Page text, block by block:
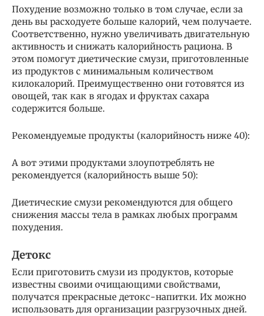
Похудение возможно только в том случае, если за
день вы расходуете больше калорий, чем получаете.
Соответственно, нужно увеличивать двигательную
активность и снижать калорийность рациона. В
этом помогут диетические смузи, приготовленные
из продуктов с минимальным количеством
килокалорий. Преимущественно они готовятся из
овощей, так как в ягодах и фруктах сахара
содержится больше.
Рекомендуемые продукты (калорийность ниже 40):
А вот этими продуктами злоупотреблять не
рекомендуется (калорийность выше 50):
Диетические смузи рекомендуются для общего
снижения массы тела в рамках любых программ
похудения.
Детокс
Если приготовить смузи из продуктов, которые
известны своими очищающими свойствами,
получатся прекрасные детокс-напитки. Их можно
использовать для организации разгрузочных дней.